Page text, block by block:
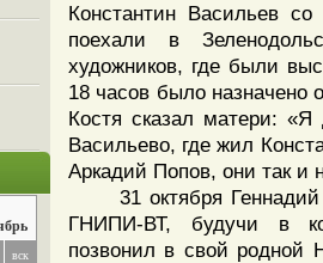
вск
Константин Васильев
поехали в
художников, где были
18 часов было назначено
Костя сказал матери:
Васильево, где жил
Аркадий Попов, они так и
31 октября Геннадий
ГНИПИ-ВТ, будучи в
позвонил в свой родной